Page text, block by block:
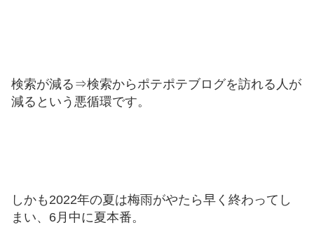
検索が減る⇒検索からポテポテブログを訪れる人が
減るという悪循環です。
しかも2022年の夏は梅雨がやたら早く終わってし
まい、6月中に夏本番。